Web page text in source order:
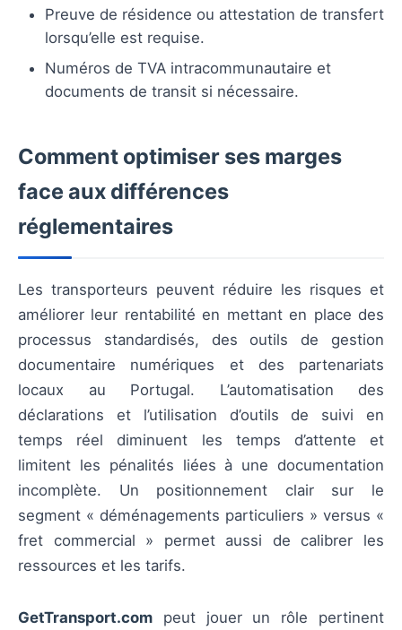
Preuve de résidence ou attestation de transfert
lorsqu’elle est requise.
Numéros de TVA intracommunautaire et
documents de transit si nécessaire.
Comment optimiser ses marges
face aux différences
réglementaires
Les transporteurs peuvent réduire les risques et
améliorer leur rentabilité en mettant en place des
processus standardisés, des outils de gestion
documentaire numériques et des partenariats
locaux au Portugal. L’automatisation des
déclarations et l’utilisation d’outils de suivi en
temps réel diminuent les temps d’attente et
limitent les pénalités liées à une documentation
incomplète. Un positionnement clair sur le
segment « déménagements particuliers » versus «
fret commercial » permet aussi de calibrer les
ressources et les tarifs.
GetTransport.com peut jouer un rôle pertinent